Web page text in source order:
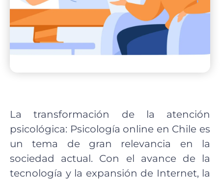
La transformación de la atención
psicológica: Psicología online en Chile es
un tema de gran relevancia en la
sociedad actual. Con el avance de la
tecnología y la expansión de Internet, la